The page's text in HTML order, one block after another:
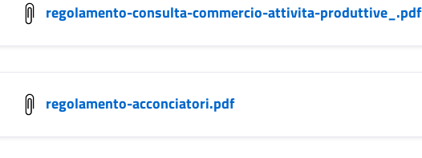
regolamento-consulta-commercio-attivita-produttive_.pdf
regolamento-acconciatori.pdf